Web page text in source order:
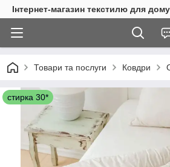
Інтернет-магазин текстилю для
Товари та послуги Ковдри
стирка 30*